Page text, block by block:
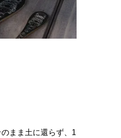
まま土に還らず、1